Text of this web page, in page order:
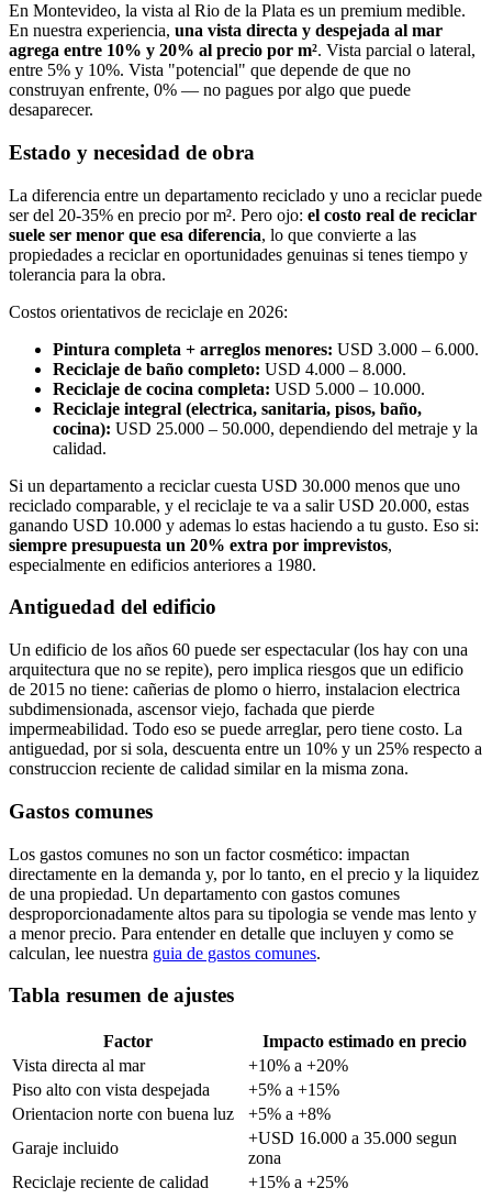
En Montevideo, la vista al Rio de la Plata es un premium medible.
En nuestra experiencia, una vista directa y despejada al mar
agrega entre 10% y 20% al precio por m². Vista parcial o lateral,
entre 5% y 10%. Vista "potencial" que depende de que no
construyan enfrente, 0% — no pagues por algo que puede
desaparecer.
Estado y necesidad de obra
La diferencia entre un departamento reciclado y uno a reciclar puede
ser del 20-35% en precio por m². Pero ojo: el costo real de reciclar
suele ser menor que esa diferencia, lo que convierte a las
propiedades a reciclar en oportunidades genuinas si tenes tiempo y
tolerancia para la obra.
Costos orientativos de reciclaje en 2026:
Pintura completa + arreglos menores: USD 3.000 – 6.000.
Reciclaje de baño completo: USD 4.000 – 8.000.
Reciclaje de cocina completa: USD 5.000 – 10.000.
Reciclaje integral (electrica, sanitaria, pisos, baño,
cocina): USD 25.000 – 50.000, dependiendo del metraje y la
calidad.
Si un departamento a reciclar cuesta USD 30.000 menos que uno
reciclado comparable, y el reciclaje te va a salir USD 20.000, estas
ganando USD 10.000 y ademas lo estas haciendo a tu gusto. Eso si:
siempre presupuesta un 20% extra por imprevistos,
especialmente en edificios anteriores a 1980.
Antiguedad del edificio
Un edificio de los años 60 puede ser espectacular (los hay con una
arquitectura que no se repite), pero implica riesgos que un edificio
de 2015 no tiene: cañerias de plomo o hierro, instalacion electrica
subdimensionada, ascensor viejo, fachada que pierde
impermeabilidad. Todo eso se puede arreglar, pero tiene costo. La
antiguedad, por si sola, descuenta entre un 10% y un 25% respecto a
construccion reciente de calidad similar en la misma zona.
Gastos comunes
Los gastos comunes no son un factor cosmético: impactan
directamente en la demanda y, por lo tanto, en el precio y la liquidez
de una propiedad. Un departamento con gastos comunes
desproporcionadamente altos para su tipologia se vende mas lento y
a menor precio. Para entender en detalle que incluyen y como se
calculan, lee nuestra guia de gastos comunes.
Tabla resumen de ajustes
Factor
Impacto estimado en precio
Vista directa al mar
+10% a +20%
Piso alto con vista despejada
+5% a +15%
Orientacion norte con buena luz
+5% a +8%
Garaje incluido
+USD 16.000 a 35.000 segun
zona
Reciclaje reciente de calidad
+15% a +25%